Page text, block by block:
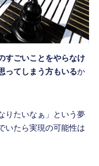
すごいことをやらなけ
ってしまう方もいるか
りたいなぁ」という夢
いたら実現の可能性は